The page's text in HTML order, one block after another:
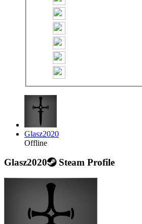
Glasz2020
Offline
Glasz2020 Steam Profile